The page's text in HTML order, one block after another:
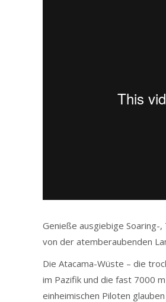
Genieße ausgiebige Soaring-
von der atemberaubenden
Die Atacama-Wüste – die
im Pazifik und die fast 7000
einheimischen Piloten